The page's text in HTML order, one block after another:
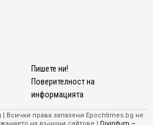
Пишете ни!
Поверителност на
информацията
Всички права запазени Epochtimes.bg не